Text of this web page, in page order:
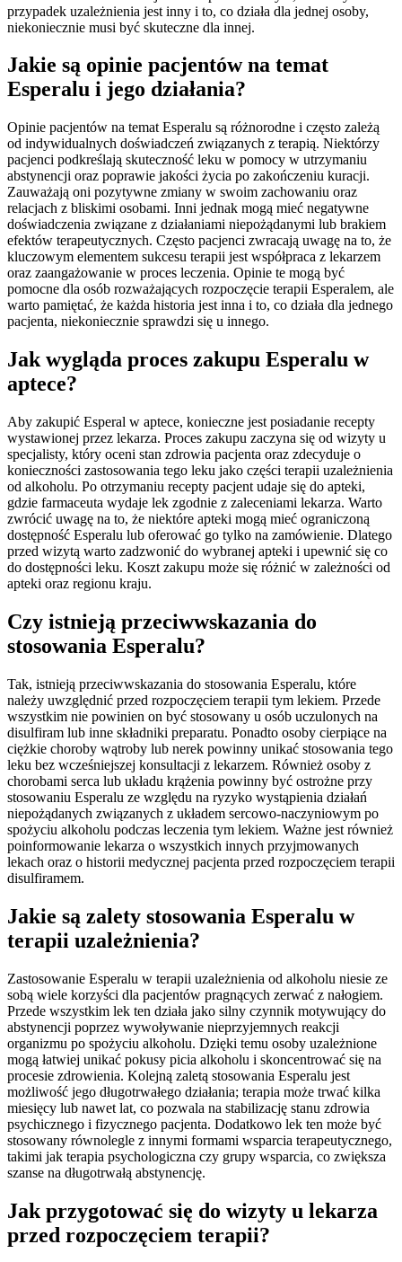
przypadek uzależnienia jest inny i to, co działa dla jednej osoby,
niekoniecznie musi być skuteczne dla innej.
Jakie są opinie pacjentów na temat
Esperalu i jego działania?
Opinie pacjentów na temat Esperalu są różnorodne i często zależą
od indywidualnych doświadczeń związanych z terapią. Niektórzy
pacjenci podkreślają skuteczność leku w pomocy w utrzymaniu
abstynencji oraz poprawie jakości życia po zakończeniu kuracji.
Zauważają oni pozytywne zmiany w swoim zachowaniu oraz
relacjach z bliskimi osobami. Inni jednak mogą mieć negatywne
doświadczenia związane z działaniami niepożądanymi lub brakiem
efektów terapeutycznych. Często pacjenci zwracają uwagę na to, że
kluczowym elementem sukcesu terapii jest współpraca z lekarzem
oraz zaangażowanie w proces leczenia. Opinie te mogą być
pomocne dla osób rozważających rozpoczęcie terapii Esperalem, ale
warto pamiętać, że każda historia jest inna i to, co działa dla jednego
pacjenta, niekoniecznie sprawdzi się u innego.
Jak wygląda proces zakupu Esperalu w
aptece?
Aby zakupić Esperal w aptece, konieczne jest posiadanie recepty
wystawionej przez lekarza. Proces zakupu zaczyna się od wizyty u
specjalisty, który oceni stan zdrowia pacjenta oraz zdecyduje o
konieczności zastosowania tego leku jako części terapii uzależnienia
od alkoholu. Po otrzymaniu recepty pacjent udaje się do apteki,
gdzie farmaceuta wydaje lek zgodnie z zaleceniami lekarza. Warto
zwrócić uwagę na to, że niektóre apteki mogą mieć ograniczoną
dostępność Esperalu lub oferować go tylko na zamówienie. Dlatego
przed wizytą warto zadzwonić do wybranej apteki i upewnić się co
do dostępności leku. Koszt zakupu może się różnić w zależności od
apteki oraz regionu kraju.
Czy istnieją przeciwwskazania do
stosowania Esperalu?
Tak, istnieją przeciwwskazania do stosowania Esperalu, które
należy uwzględnić przed rozpoczęciem terapii tym lekiem. Przede
wszystkim nie powinien on być stosowany u osób uczulonych na
disulfiram lub inne składniki preparatu. Ponadto osoby cierpiące na
ciężkie choroby wątroby lub nerek powinny unikać stosowania tego
leku bez wcześniejszej konsultacji z lekarzem. Również osoby z
chorobami serca lub układu krążenia powinny być ostrożne przy
stosowaniu Esperalu ze względu na ryzyko wystąpienia działań
niepożądanych związanych z układem sercowo-naczyniowym po
spożyciu alkoholu podczas leczenia tym lekiem. Ważne jest również
poinformowanie lekarza o wszystkich innych przyjmowanych
lekach oraz o historii medycznej pacjenta przed rozpoczęciem terapii
disulfiramem.
Jakie są zalety stosowania Esperalu w
terapii uzależnienia?
Zastosowanie Esperalu w terapii uzależnienia od alkoholu niesie ze
sobą wiele korzyści dla pacjentów pragnących zerwać z nałogiem.
Przede wszystkim lek ten działa jako silny czynnik motywujący do
abstynencji poprzez wywoływanie nieprzyjemnych reakcji
organizmu po spożyciu alkoholu. Dzięki temu osoby uzależnione
mogą łatwiej unikać pokusy picia alkoholu i skoncentrować się na
procesie zdrowienia. Kolejną zaletą stosowania Esperalu jest
możliwość jego długotrwałego działania; terapia może trwać kilka
miesięcy lub nawet lat, co pozwala na stabilizację stanu zdrowia
psychicznego i fizycznego pacjenta. Dodatkowo lek ten może być
stosowany równolegle z innymi formami wsparcia terapeutycznego,
takimi jak terapia psychologiczna czy grupy wsparcia, co zwiększa
szanse na długotrwałą abstynencję.
Jak przygotować się do wizyty u lekarza
przed rozpoczęciem terapii?